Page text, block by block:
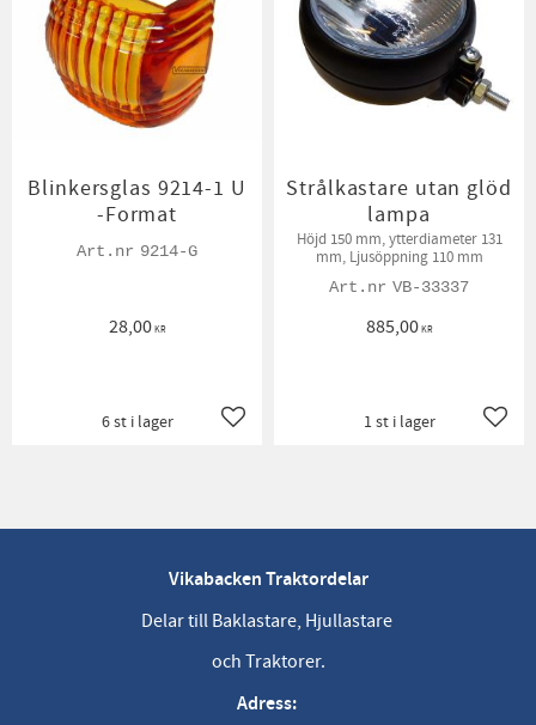
Blinkersglas 9214-1 U
-Format
9214-G
28,00KR
Lägg till i favoriter
6 st i lager
Strålkastare utan glöd
lampa
Höjd 150 mm, ytterdiameter 131
mm, Ljusöppning 110 mm
VB-33337
885,00KR
1 st i lager
Vikabacken Traktordelar
Delar till Baklastare, Hjullastare
och Traktorer.
Adress: